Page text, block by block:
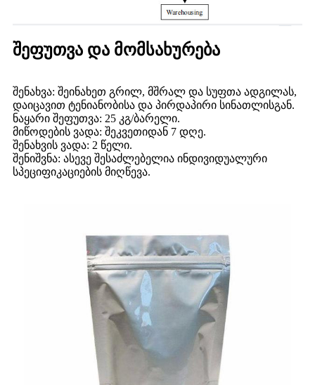
შეფუთვა და მომსახურება
შენახვა: შეინახეთ გრილ, მშრალ და სუფთა ადგილას,
დაიცავით ტენიანობისა და პირდაპირი სინათლისგან.
ნაყარი შეფუთვა: 25 კგ/ბარელი.
მიწოდების ვადა: შეკვეთიდან 7 დღე.
შენახვის ვადა: 2 წელი.
შენიშვნა: ასევე შესაძლებელია ინდივიდუალური
სპეციფიკაციების მიღწევა.